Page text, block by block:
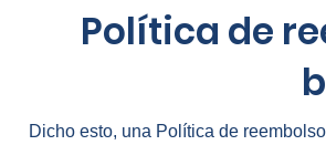
Política de
Dicho esto, una Política de